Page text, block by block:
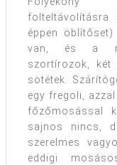
folteltávolításra
éppen
van, és a
szortírozok, két
sötétek.
egy fregoli,
főzőmosással
sajnos nincs,
szerelmes
eddigi